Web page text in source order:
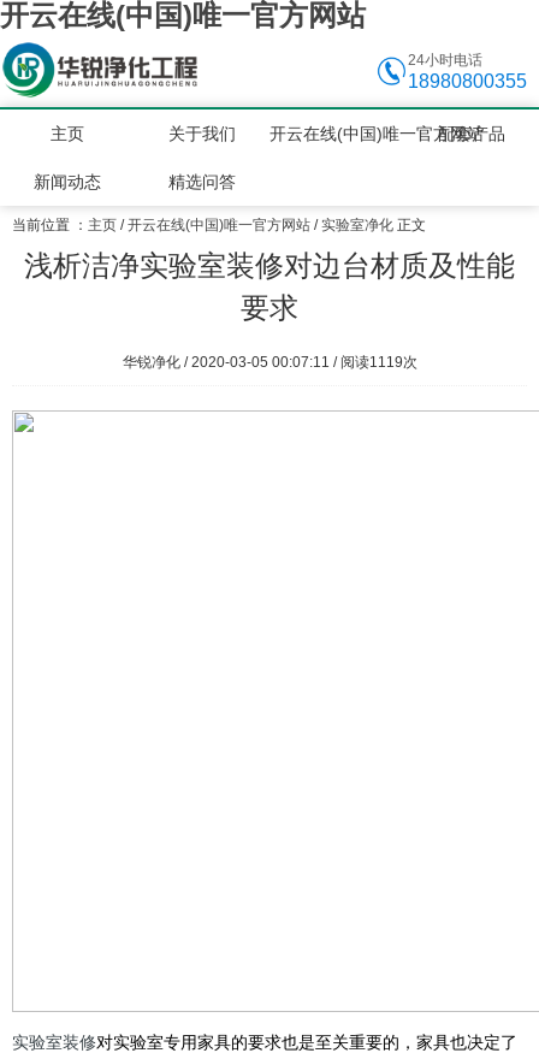
开云在线(中国)唯一官方网站
24小时电话
18980800355
主页 关于我们 开云在线(中国)唯一官方网站
配套产品
新闻动态 精选问答
当前位置 ： 主页 /开云在线(中国)唯一官方网站 /实验室净化 正文
浅析洁净实验室装修对边台材质及性能
要求
华锐净化 / 2020-03-05 00:07:11 / 阅读1119次
实验室装修对实验室专用家具的要求也是至关重要的，家具也决定了